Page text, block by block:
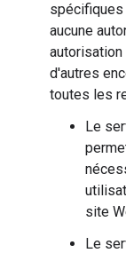
spécifiques
aucune
d'autres
toutes les
Le
site
Le